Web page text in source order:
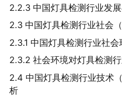
2.2.3 中国灯具检测行业发
2.3 中国灯具检测行业社会
2.3.1 中国灯具检测行业社会
2.3.2 社会环境对灯具检测
2.4 中国灯具检测行业技术
析